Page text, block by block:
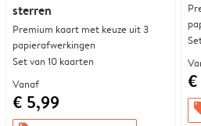
sterren
Premium kaart met keuze uit 3
papierafwerkingen
Set van 10 kaarten
Vanaf
€ 5,99
€